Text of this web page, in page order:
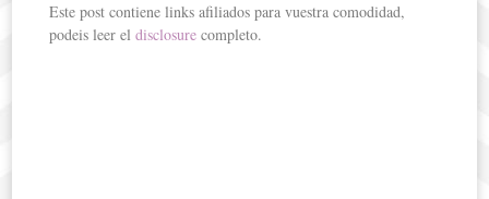
Este post contiene links afiliados para vuestra comodidad,
podeis leer eldisclosure completo.